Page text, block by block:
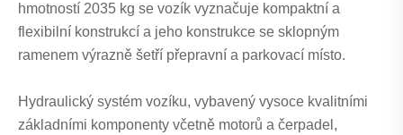
hmotností 2035 kg se vozík vyznačuje kompaktní a
flexibilní konstrukcí a jeho konstrukce se sklopným
ramenem výrazně šetří přepravní a parkovací místo.
Hydraulický systém vozíku, vybavený vysoce kvalitními
základními komponenty včetně motorů a čerpadel,